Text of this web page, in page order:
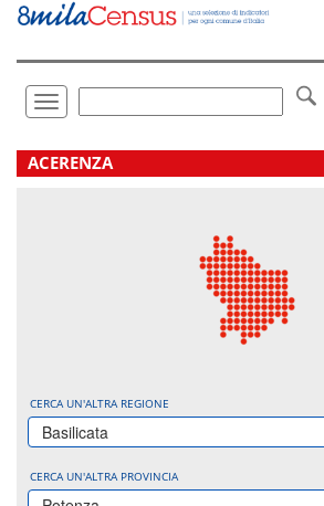
Vai
direttamente
Toggle
navigation
.
ACERENZA
CERCA UN'ALTRA REGIONE
Basilicata
CERCA UN'ALTRA PROVINCIA